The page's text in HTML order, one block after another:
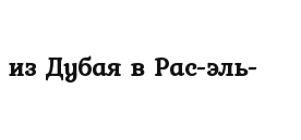
Дубая в Рас-эль-